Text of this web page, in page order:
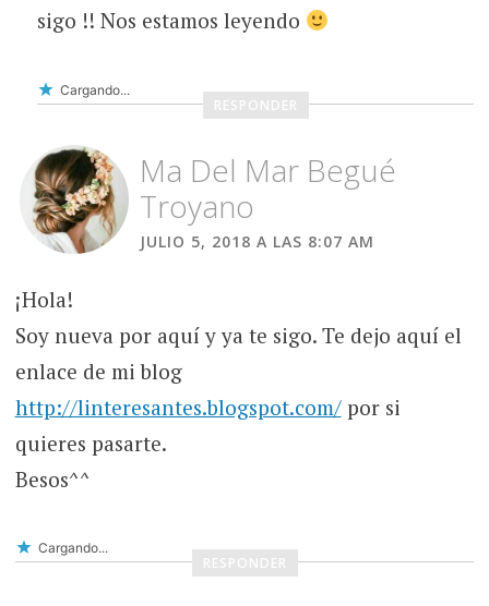
sigo !! Nos estamos leyendo
Cargando...
RESPONDER
Ma Del Mar Begué
Troyano
JULIO 5, 2018 A LAS 8:07 AM
¡Hola!
Soy nueva por aquí y ya te sigo. Te dejo aquí el
enlace de mi blog
http://linteresantes.blogspot.com/por si
quieres pasarte.
Besos^^
Cargando...
RESPONDER